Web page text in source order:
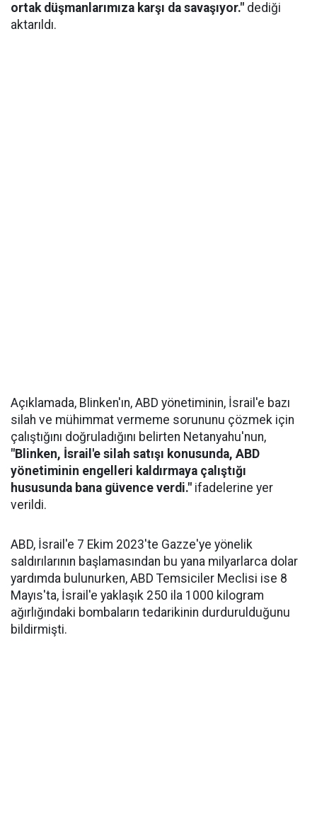
ortak düşmanlarımıza karşı da savaşıyor." dediği
aktarıldı.
Açıklamada, Blinken'ın, ABD yönetiminin, İsrail'e bazı
silah ve mühimmat vermeme sorununu çözmek için
çalıştığını doğruladığını belirten Netanyahu'nun,
"Blinken, İsrail'e silah satışı konusunda, ABD
yönetiminin engelleri kaldırmaya çalıştığı
hususunda bana güvence verdi." ifadelerine yer
verildi.
ABD, İsrail'e 7 Ekim 2023'te Gazze'ye yönelik
saldırılarının başlamasından bu yana milyarlarca dolar
yardımda bulunurken, ABD Temsiciler Meclisi ise 8
Mayıs'ta, İsrail'e yaklaşık 250 ila 1000 kilogram
ağırlığındaki bombaların tedarikinin durdurulduğunu
bildirmişti.